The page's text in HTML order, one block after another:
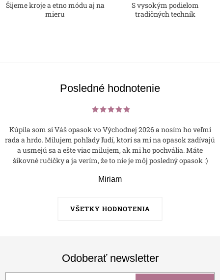
Šijeme kroje a etno módu aj na
mieru
S vysokým podielom
tradičných techník
Posledné hodnotenie
VŠETKY HODNOTENIA
Kúpila som si Váš opasok vo Východnej 2026 a nosím ho veľmi
rada a hrdo. Milujem pohľady ľudí, ktorí sa mi na opasok zadívajú
a usmejú sa a ešte viac milujem, ak mi ho pochvália. Máte
šikovné ručičky a ja verím, že to nie je môj posledný opasok :)
Miriam
Odoberať newsletter